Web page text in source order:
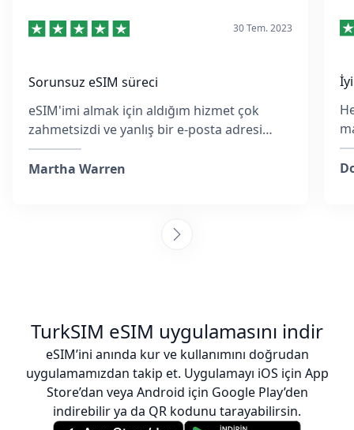
30 Tem. 2023
Sorunsuz eSIM süreci
eSIM'imi almak için aldığım hizmet çok
zahmetsizdi ve yanlış bir e-posta adresi
girmiş olsam da, ekip hızlıca yanıt verdi ve
her adımda yardımcı oldu.
Martha Warren
TurkSIM eSIM uygulamasını indir
eSIM’ini anında kur ve kullanımını doğrudan
uygulamamızdan takip et. Uygulamayı iOS için App
Store’dan veya Android için Google Play’den
indirebilir ya da QR kodunu tarayabilirsin.